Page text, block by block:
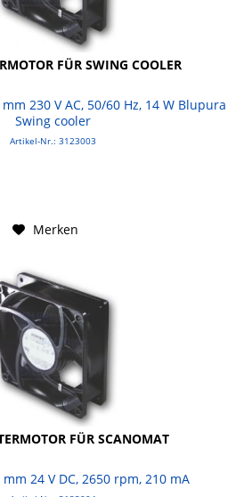
FÜR SWING COOLER
230 V AC, 50/60 Hz, 14 W Blupura
Swing cooler
Artikel-Nr.: 3123003
Merken
FÜR SCANOMAT
24 V DC, 2650 rpm, 210 mA